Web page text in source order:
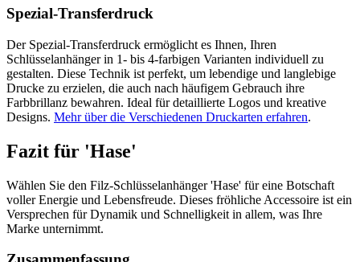
Spezial-Transferdruck
Der Spezial-Transferdruck ermöglicht es Ihnen, Ihren
Schlüsselanhänger in 1- bis 4-farbigen Varianten individuell zu
gestalten. Diese Technik ist perfekt, um lebendige und langlebige
Drucke zu erzielen, die auch nach häufigem Gebrauch ihre
Farbbrillanz bewahren. Ideal für detaillierte Logos und kreative
Designs. Mehr über die Verschiedenen Druckarten erfahren.
Fazit für 'Hase'
Wählen Sie den Filz-Schlüsselanhänger 'Hase' für eine Botschaft
voller Energie und Lebensfreude. Dieses fröhliche Accessoire ist ein
Versprechen für Dynamik und Schnelligkeit in allem, was Ihre
Marke unternimmt.